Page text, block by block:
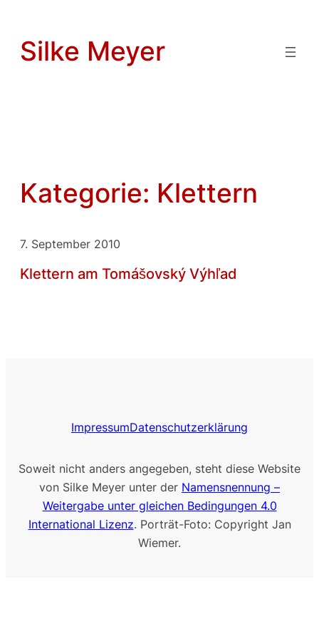
springen
Silke Meyer
Kategorie: Klettern
7. September 2010
Klettern am Tomášovský Výhľad
ImpressumDatenschutzerklärung
Soweit nicht anders angegeben, steht diese Website
von Silke Meyer unter der Namensnennung –
Weitergabe unter gleichen Bedingungen 4.0
International Lizenz. Porträt-Foto: Copyright Jan
Wiemer.